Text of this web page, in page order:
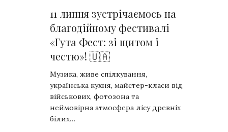
11 липня зустрічаємось на
благодійному фестивалі
«Гута Фест: зі щитом і
честю»! 🇺🇦
Музика, живе спілкування,
українська кухня, майстер-класи від
військових, фотозона та
неймовірна атмосфера лісу древніх
білих…